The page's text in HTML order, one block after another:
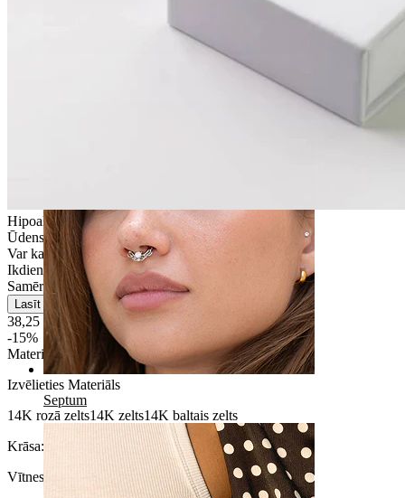
Septum
Hipoalerģiska
Ūdensizturīga
Var kalpot ilgstoši
Ikdienas lietošana
Samērā vienkārša
Lasīt vairāk
38,25 €45,00 €
-15%
Materiāls:
Izvēlieties Materiāls
14K rozā zelts14K zelts14K baltais zelts
Krāsa:
Vītnes biezums